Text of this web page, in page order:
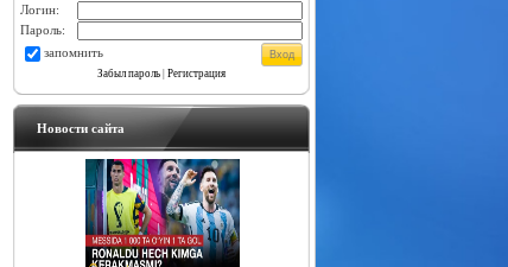
Логин:
Пароль:
запомнить
Забыл пароль| Регистрация
Новости сайта